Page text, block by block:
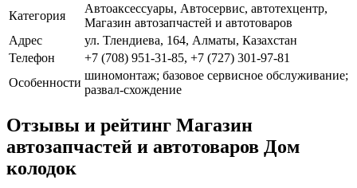
Категория
Автоаксессуары, Автосервис, автотехцентр,
Магазин автозапчастей и автотоваров
Адрес
ул. Тлендиева, 164, Алматы, Казахстан
Телефон
+7 (708) 951-31-85, +7 (727) 301-97-81
Особенности
шиномонтаж; базовое сервисное обслуживание;
развал-схождение
Отзывы и рейтинг Магазин
автозапчастей и автотоваров Дом
колодок